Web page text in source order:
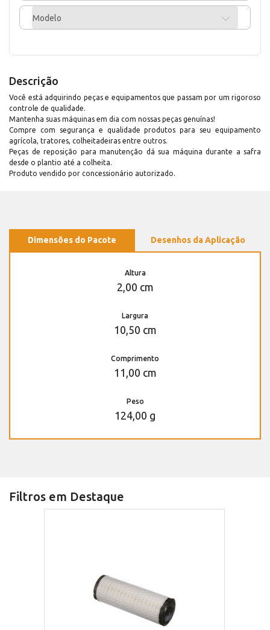
Modelo
Descrição
Você está adquirindo peças e equipamentos que passam por um rigoroso
controle de qualidade.
Mantenha suas máquinas em dia com nossas peças genuínas!
Compre com segurança e qualidade produtos para seu equipamento
agrícola, tratores, colheitadeiras entre outros.
Peças de reposição para manutenção dá sua máquina durante a safra
desde o plantio até a colheita.
Produto vendido por concessionário autorizado.
Dimensões do Pacote Desenhos da Aplicação
Altura
2,00 cm
Largura
10,50 cm
Comprimento
11,00 cm
Peso
124,00 g
Filtros em Destaque